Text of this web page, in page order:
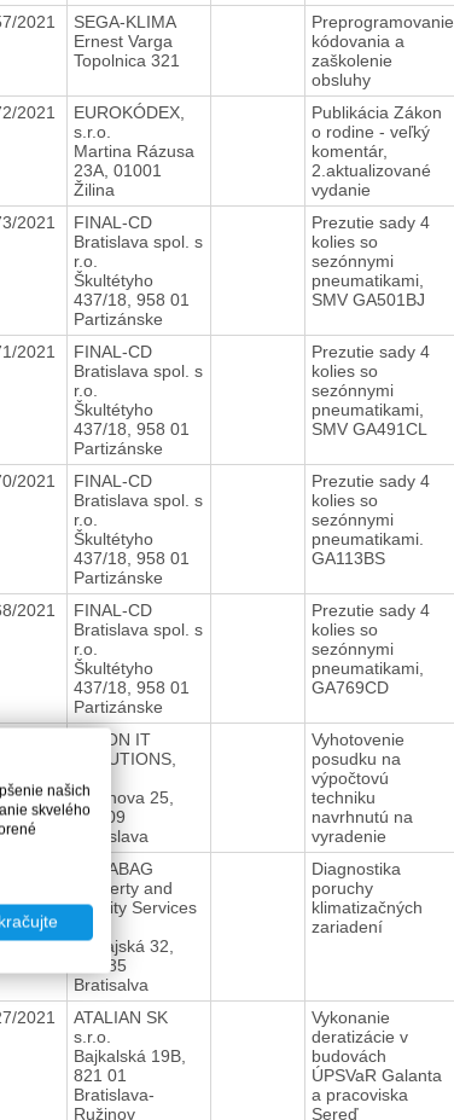
2021
SEGA-KLIMA
Ernest Varga
Topolnica 321
Preprogramovanie
kódovania a
zaškolenie
obsluhy
2021
EUROKÓDEX,
s.r.o.
Martina Rázusa
23A, 01001
Žilina
Publikácia Zákon
o rodine - veľký
komentár,
2.aktualizované
vydanie
2021
FINAL-CD
Bratislava spol. s
r.o.
Škultétyho
437/18, 958 01
Partizánske
Prezutie sady 4
kolies so
sezónnymi
pneumatikami,
SMV GA501BJ
2021
FINAL-CD
Bratislava spol. s
r.o.
Škultétyho
437/18, 958 01
Partizánske
Prezutie sady 4
kolies so
sezónnymi
pneumatikami,
SMV GA491CL
2021
FINAL-CD
Bratislava spol. s
r.o.
Škultétyho
437/18, 958 01
Partizánske
Prezutie sady 4
kolies so
sezónnymi
pneumatikami.
GA113BS
2021
FINAL-CD
Bratislava spol. s
r.o.
Škultétyho
437/18, 958 01
Partizánske
Prezutie sady 4
kolies so
sezónnymi
pneumatikami,
GA769CD
VISION IT
SOLUTIONS,
Pribinova 25,
811 09
Bratislava
Vyhotovenie
posudku na
výpočtovú
techniku
navrhnutú na
vyradenie
STRABAG
Property and
Facility Services
Dunajská 32,
817 85
Bratisalva
Diagnostika
poruchy
klimatizačných
zariadení
2021
ATALIAN SK
s.r.o.
Bajkalská 19B,
821 01
Bratislava-
Ružinov
Vykonanie
deratizácie v
budovách
ÚPSVaR Galanta
a pracoviska
Sereď
našich
skvelého